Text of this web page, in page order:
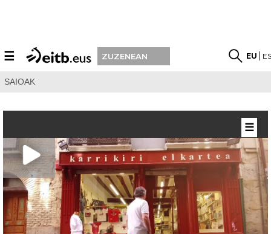
☰ ZUZENEAN EU
SAIOAK
☰